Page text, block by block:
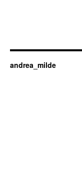
andrea_milde